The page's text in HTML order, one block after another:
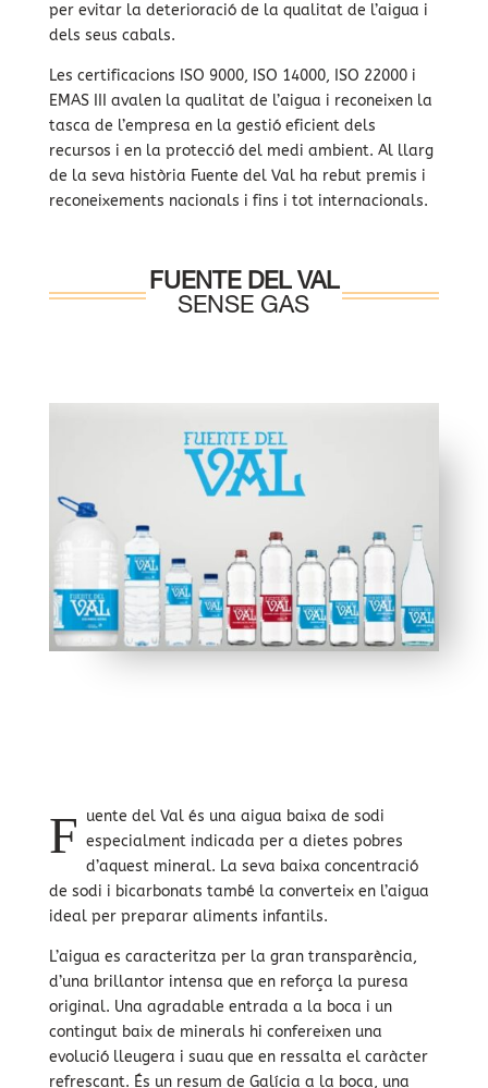
per evitar la deterioració de la qualitat de l’aigua i
dels seus cabals.
Les certificacions ISO 9000, ISO 14000, ISO 22000 i
EMAS III avalen la qualitat de l’aigua i reconeixen la
tasca de l’empresa en la gestió eficient dels
recursos i en la protecció del medi ambient. Al llarg
de la seva història Fuente del Val ha rebut premis i
reconeixements nacionals i fins i tot internacionals.
FUENTE DEL VAL
SENSE GAS
F uente del Val és una aigua baixa de sodi
especialment indicada per a dietes pobres
d’aquest mineral. La seva baixa concentració
de sodi i bicarbonats també la converteix en l’aigua
ideal per preparar aliments infantils.
L’aigua es caracteritza per la gran transparència,
d’una brillantor intensa que en reforça la puresa
original. Una agradable entrada a la boca i un
contingut baix de minerals hi confereixen una
evolució lleugera i suau que en ressalta el caràcter
refrescant. És un resum de Galícia a la boca, una